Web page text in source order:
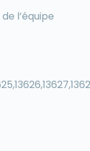
l’équipe